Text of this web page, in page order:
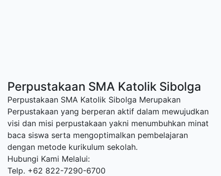
Perpustakaan SMA Katolik Sibolga
Perpustakaan SMA Katolik Sibolga Merupakan
Perpustakaan yang berperan aktif dalam mewujudkan
visi dan misi perpustakaan yakni menumbuhkan minat
baca siswa serta mengoptimalkan pembelajaran
dengan metode kurikulum sekolah.
Hubungi Kami Melalui:
Telp. +62 822-7290-6700